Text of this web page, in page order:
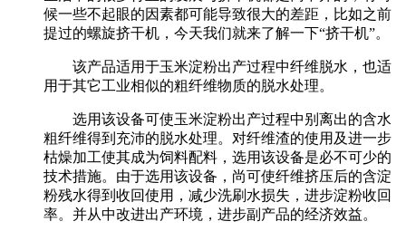
候一些不起眼的因素都可能导致很大的差距，比如之前
提过的螺旋挤干机，今天我们就来了解一下“挤干机”。
该产品适用于玉米淀粉出产过程中纤维脱水，也适
用于其它工业相似的粗纤维物质的脱水处理。
选用该设备可使玉米淀粉出产过程中别离出的含水
粗纤维得到充沛的脱水处理。对纤维渣的使用及进一步
枯燥加工使其成为饲料配料，选用该设备是必不可少的
技术措施。由于选用该设备，尚可使纤维挤压后的含淀
粉残水得到收回使用，减少洗刷水损失，进步淀粉收回
率。并从中改进出产环境，进步副产品的经济效益。